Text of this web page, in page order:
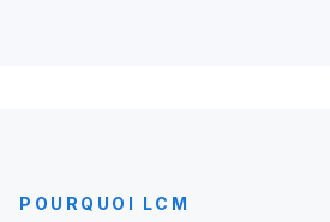
POURQUOI LCM